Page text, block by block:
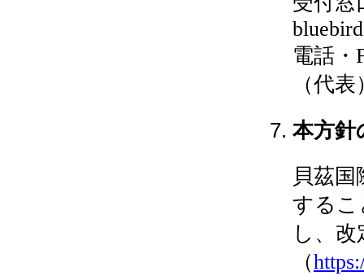
電話・
（代
本方針
貝茲
するこ
し、
（